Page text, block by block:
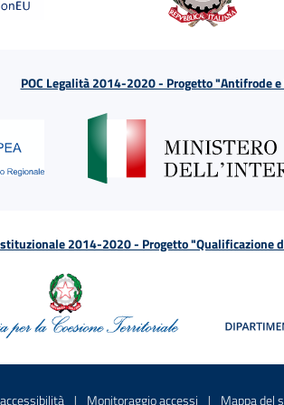
POC Legalità 2014-2020 - Progetto "Antifrode
2014-2020 - Progetto "Qualificazione
una nuova finestraSito interno - Apre in una nuova finestra
Monitoraggio accessi Sito interno -
Mappa del